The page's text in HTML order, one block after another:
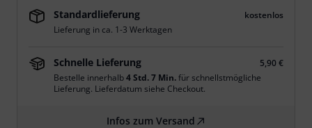
Standardlieferung
kostenlos
Lieferung in ca. 1-3 Werktagen
Schnelle Lieferung
5,90 €
Bestelle innerhalb4 Std. 7 Min.für schnellstmögliche
Lieferung. Lieferdatum siehe Checkout.
Infos zum Versand